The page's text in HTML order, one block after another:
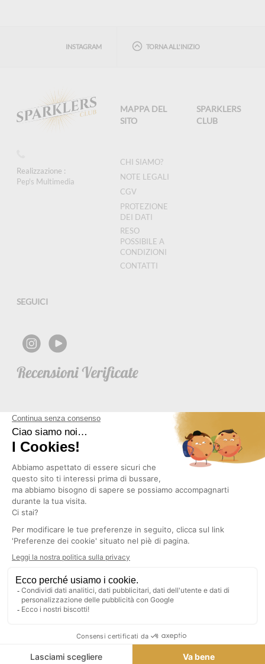
INSTAGRAM TORNA ALL'INIZIO
Realizzazione :
Pep's Multimedia
MAPPA DEL
SITO
CHI SIAMO?
NOTE LEGALI
CGV
PROTEZIONE
DEI DATI
RESO
POSSIBILE A
CONDIZIONI
CONTATTI
SPARKLERS
CLUB
SEGUICI
NEWSLETTER